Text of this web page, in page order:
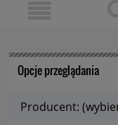
Opcje przeglądania
Producent: